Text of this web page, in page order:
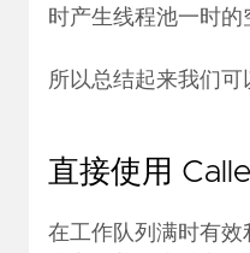
时产生线程池一时的
所以总结起来我们
直接使用
在工作队列满时有